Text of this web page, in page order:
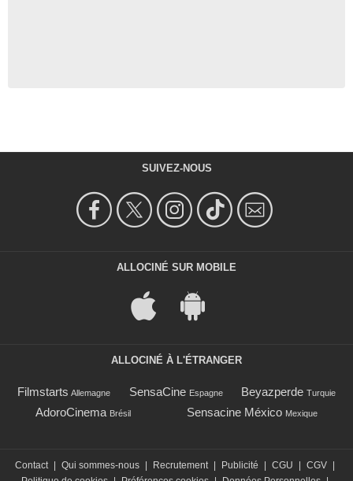
SUIVEZ-NOUS
ALLOCINÉ SUR MOBILE
ALLOCINÉ À L'ÉTRANGER
Filmstarts Allemagne SensaCine Espagne Beyazperde Turquie
AdoroCinema Brésil Sensacine México Mexique
Contact Qui sommes-nous Recrutement Publicité CGU CGV